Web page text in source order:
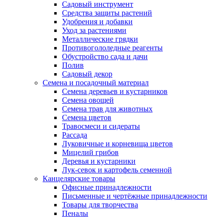
Садовый инструмент
Средства защиты растений
Удобрения и добавки
Уход за растениями
Металлические грядки
Противогололедные реагенты
Обустройство сада и дачи
Полив
Садовый декор
Семена и посадочный материал
Семена деревьев и кустарников
Семена овощей
Семена трав для животных
Семена цветов
Травосмеси и сидераты
Рассада
Луковичные и корневища цветов
Мицелий грибов
Деревья и кустарники
Лук-севок и картофель семенной
Канцелярские товары
Офисные принадлежности
Письменные и чертёжные принадлежности
Товары для творчества
Пеналы